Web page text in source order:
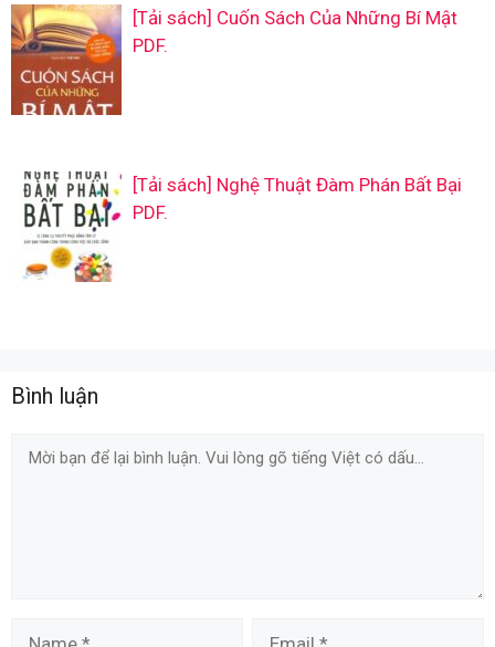
[Tải sách] Cuốn Sách Của Những Bí Mật
PDF.
[Tải sách] Nghệ Thuật Đàm Phán Bất Bại
PDF.
Bình luận
Comment